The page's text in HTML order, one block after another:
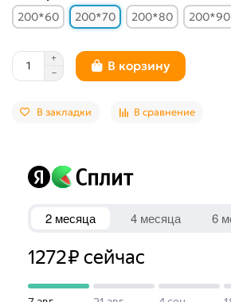
200*60
200*70 200*80 200*90
В корзину
В закладки В сравнение